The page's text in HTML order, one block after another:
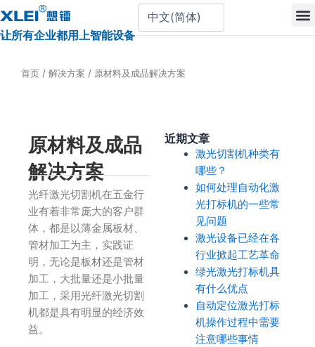
跳
至
内
让所有企业都用上智能设备
首页 / 解决方案 / 原材料及成品解决方案
原材料及成品
解决方案
光纤激光切割机在五金行
业有着非常庞大的客户群
体，都是以薄金属板材、
管材加工为主，实践证
明，无论是板材还是管材
加工，大批量还是小批量
加工，采用光纤激光切割
机都是具有明显的经济效
益。
近期文章
激光切割机种类有
哪些？
如何处理自动化激
光打标机的一些常
见问题
激光设备已经在各
行业掀起工艺革命
绿光激光打标机具
有什么优点
自动定位激光打标
机操作过程中需要
注意哪些事情